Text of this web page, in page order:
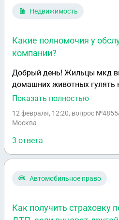
Недвижимость
Какие полномочия у
компании?
Добрый день! Жильцы мкд
домашних животных гулять
где они испражняются.
делать. Как быть? Что нужно
обслуживающей компании?
Показать полностью
12 февраля, 12:20, вопрос
Москва
3 ответа
Автомобильное право
Как получить страховку